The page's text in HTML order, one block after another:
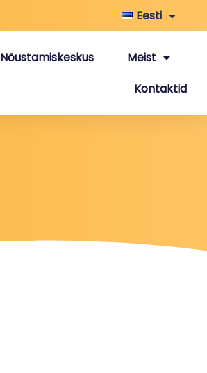
Eesti
Nõustamiskeskus
Meist
Kontaktid